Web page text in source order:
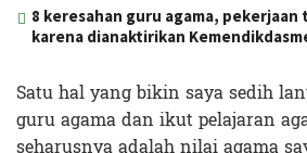
8 keresahan guru agama, pekerjaan
karena dianaktirikan
Satu hal yang bikin saya sedih
guru agama dan ikut pelajaran
seharusnya adalah nilai agama